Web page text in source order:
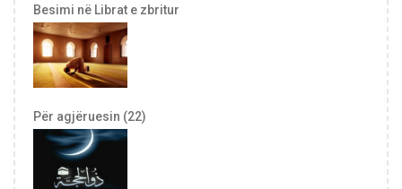
Besimi në Librat e zbritur
Për agjëruesin (22)